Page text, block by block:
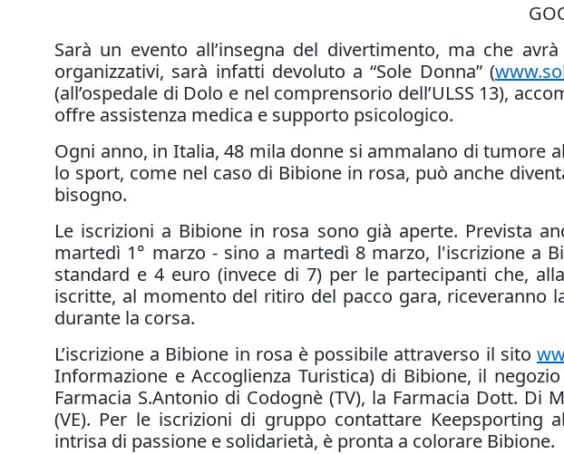
Sarà un evento all’insegna del divertimento, ma che
organizzativi, sarà infatti devoluto a “Sole Donna” (
(all’ospedale di Dolo e nel comprensorio dell’ULSS 13),
offre assistenza medica e supporto psicologico.
Ogni anno, in Italia, 48 mila donne si ammalano di tumore
lo sport, come nel caso di Bibione in rosa, può anche
bisogno.
Le iscrizioni a Bibione in rosa sono già aperte. Prevista
martedì 1° marzo - sino a martedì 8 marzo, l'iscrizione a
standard e 4 euro (invece di 7) per le partecipanti che,
iscritte, al momento del ritiro del pacco gara, riceveranno
durante la corsa.
L’iscrizione a Bibione in rosa è possibile attraverso il sito
Informazione e Accoglienza Turistica) di Bibione, il
Farmacia S.Antonio di Codognè (TV), la Farmacia Dott. Di
(VE). Per le iscrizioni di gruppo contattare Keepsporting
intrisa di passione e solidarietà, è pronta a colorare Bibione.